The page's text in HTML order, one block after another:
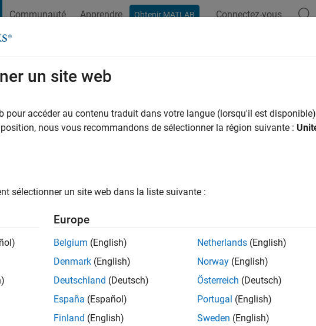
Communauté Apprendre Obtenir MATLAB Connectez-vous
Trier par
un site web
pour accéder au contenu traduit dans votre langue (lorsqu'il est
position, nous vous recommandons de sélectionner la région suivante :
sélectionner un site web dans la liste suivante :
Europe
Belgium (English)
Denmark (English)
Deutschland (Deutsch)
España (Español)
Finland (English)
Netherlands (English)
Norway (English)
Österreich (Deutsch)
Portugal (English)
Sweden (English)